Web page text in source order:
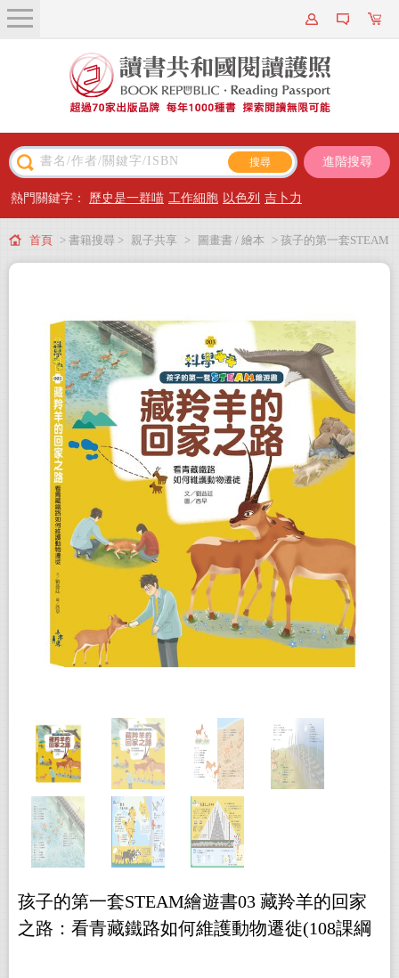
關於我們
近期新書
主題閱讀
出版專區
會員專屬
進階搜尋
熱門關鍵字： 歷史是一群喵 工作細胞 以色列 吉卜力
首頁 > 書籍搜尋 > 親子共享 > 圖畫書 / 繪本 > 孩子的第一套STEAM
孩子的第一套STEAM繪遊書03 藏羚羊的回家
之路：看青藏鐵路如何維護動物遷徙(108課綱